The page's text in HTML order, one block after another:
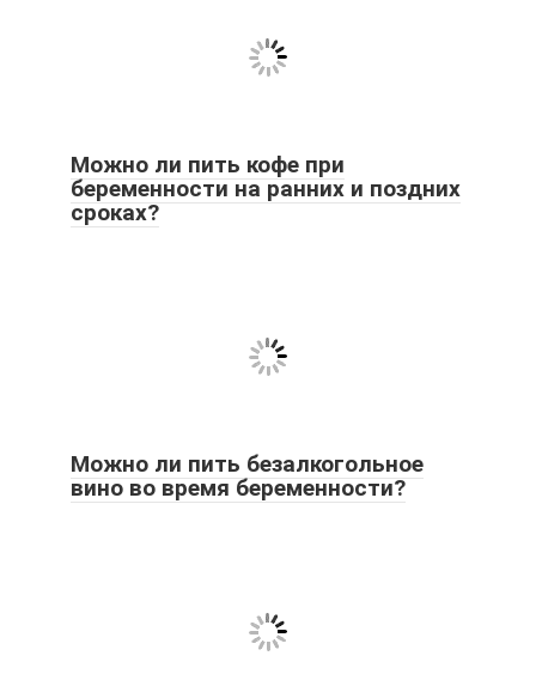
Можно ли пить кофе при
беременности на ранних и поздних
сроках?
Можно ли пить безалкогольное
вино во время беременности?